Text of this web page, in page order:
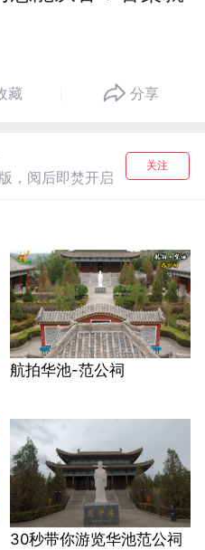
藏 分享
，阅后即焚开启
关注
航拍华池-范公祠
30秒带你游览华池范公祠